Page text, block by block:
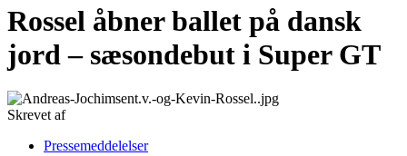
Rossel åbner ballet på dansk
jord – sæsondebut i Super GT
Skrevet af
Pressemeddelelser